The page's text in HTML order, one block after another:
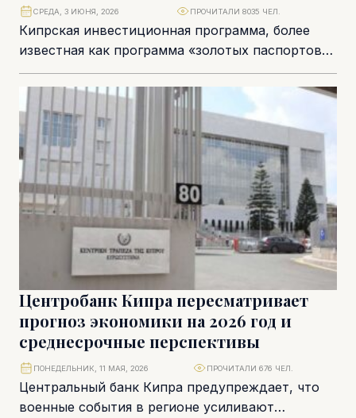
Кипрская инвестиционная программа, более
известная как программа «золотых паспортов»,
стала одним из самых успешных экономических
инструментов в новейшей истории страны....
СРЕДА, 3 ИЮНЯ, 2026 ПРОЧИТАЛИ 8035 ЧЕЛ.
Центробанк Кипра пересматривает
прогноз экономики на 2026 год и
среднесрочные перспективы
Центральный банк Кипра предупреждает, что
военные события в регионе усиливают
ПОНЕДЕЛЬНИК, 11 МАЯ, 2026 ПРОЧИТАЛИ 676 ЧЕЛ.